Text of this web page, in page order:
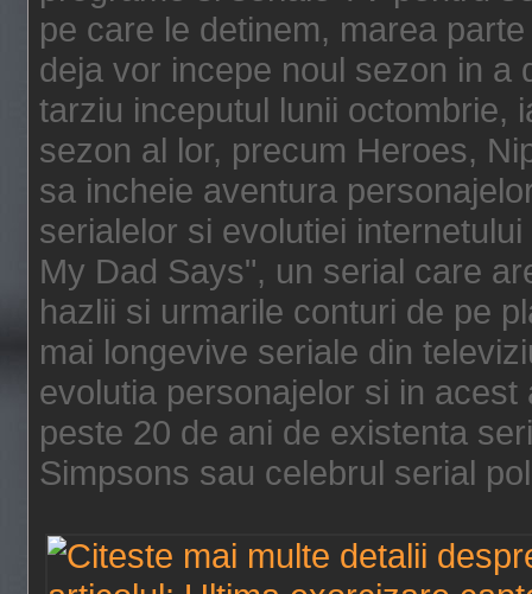
pe care le detinem, marea
deja vor incepe noul sezon in a
tarziu inceputul lunii octombrie,
sezon al lor, precum Heroes,
sa incheie aventura
serialelor si evolutiei
My Dad Says", un serial care
hazlii si urmarile conturi de pe
mai longevive seriale din
evolutia personajelor si in
peste 20 de ani de existenta
Simpsons sau celebrul serial